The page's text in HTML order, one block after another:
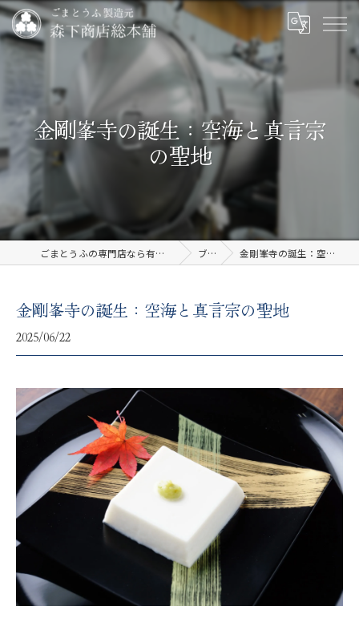
金剛峯寺の誕生：空海と真言宗
の聖地
ごまとうふの専門店なら有限会社森下商店総本舗 ブログ 金剛峯寺の誕生：空海と真言宗の聖地
金剛峯寺の誕生：空海と真言宗の聖地
2025/06/22